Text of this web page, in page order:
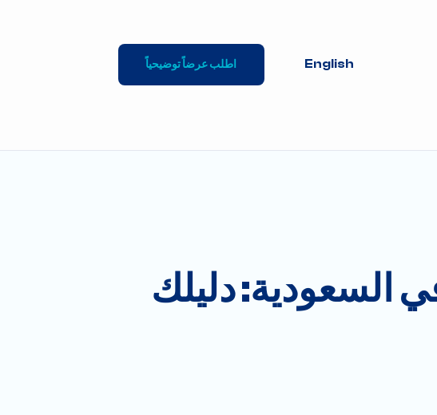
English اطلب عرضاً توضيحياً
أدوات الاستماع الاجتماعي ٢٠٢٥ في السعودية: دليلك